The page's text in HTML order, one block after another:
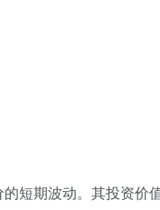
短期波动。其投资价